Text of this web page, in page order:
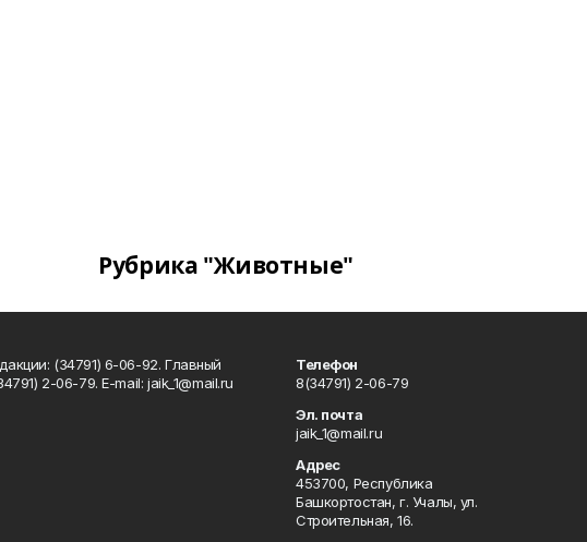
Рубрика "Животные"
(34791) 6-06-92. Главный
2-06-79. Е-mаil: jaik_1@mail.ru
Телефон
8(34791) 2-06-79
Эл. почта
jaik_1@mail.ru
Адрес
453700, Республика
Башкортостан, г. Учалы, ул.
Строительная, 16.